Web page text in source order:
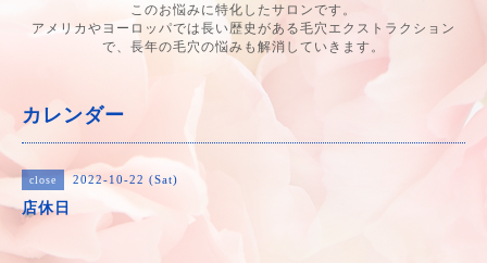
このお悩みに特化したサロンです。
アメリカやヨーロッパでは長い歴史がある毛穴エクストラクション
で、長年の毛穴の悩みも解消していきます。
カレンダー
close 2022-10-22 (Sat)
店休日